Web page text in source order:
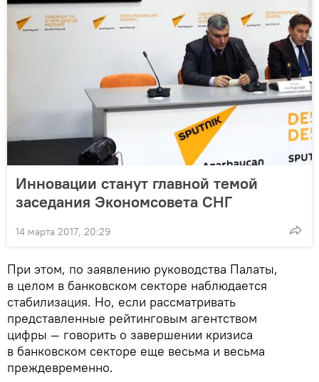
Инновации станут главной темой
заседания Экономсовета СНГ
14 марта 2017, 20:29
При этом, по заявлению руководства Палаты,
в целом в банковском секторе наблюдается
стабилизация. Но, если рассматривать
представленные рейтинговым агентством
цифры — говорить о завершении кризиса
в банковском секторе еще весьма и весьма
преждевременно.